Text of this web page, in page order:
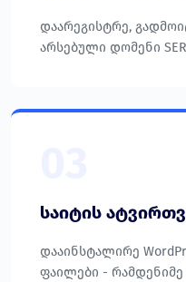
დაარეგისტრე,
არსებული დომენი
საიტის
დააინსტალირე
ფაილები - რამდენიმე